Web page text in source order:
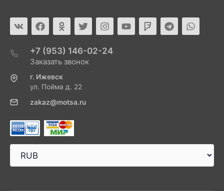
+7 (953) 146-02-24
Заказать звонок
г. Ижевск
ул. Пойма д. 22
zakaz@motsa.ru